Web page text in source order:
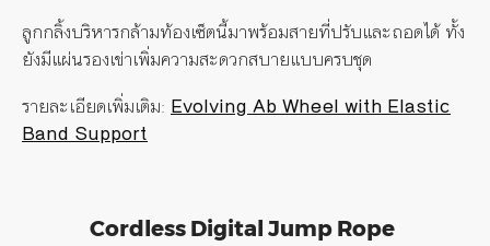
ลูกกลิ้งบริหารกล้ามท้องเซ็ตนี้มาพร้อมสายที่ปรับและถอดได้ ทั้ง
ยังมีแผ่นรองเข่าเพิ่มความสะดวกสบายแบบครบชุด
รายละเอียดเพิ่มเติม: Evolving Ab Wheel with Elastic
Band Support
Cordless Digital Jump Rope